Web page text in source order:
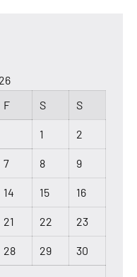
F S S
1 2
7 8 9
14 15 16
21 22 23
28 29 30